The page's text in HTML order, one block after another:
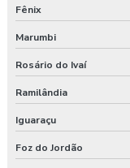
Fênix
Marumbi
Rosário do Ivaí
Ramilândia
Iguaraçu
Foz do Jordão